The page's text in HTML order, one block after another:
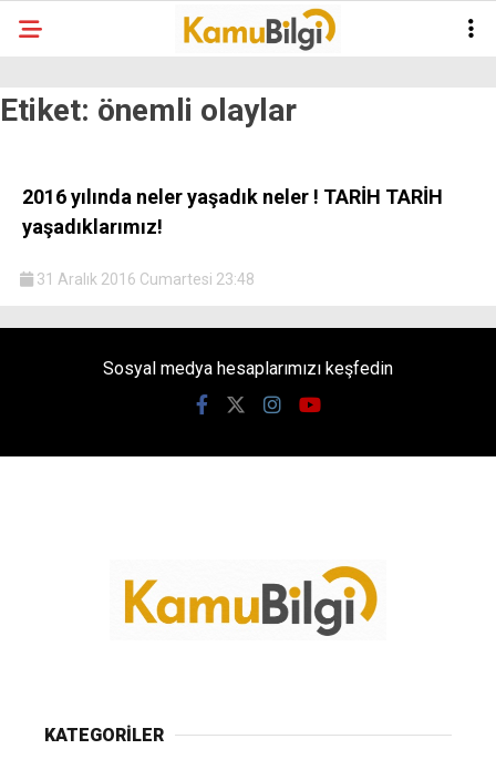
Etiket: önemli olaylar
2016 yılında neler yaşadık neler ! TARİH TARİH
yaşadıklarımız!
31 Aralık 2016 Cumartesi 23:48
Sosyal medya hesaplarımızı keşfedin
KATEGORİLER